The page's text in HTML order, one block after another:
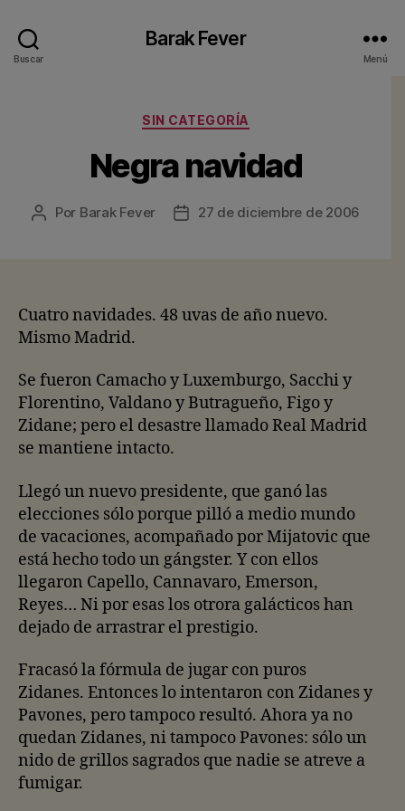
Buscar
Barak Fever
Menú
Categorías
SIN CATEGORÍA
Negra navidad
Autor
Por Barak Fever
Fecha27 de diciembre de 2006
Cuatro navidades. 48 uvas de año nuevo.
Mismo Madrid.
Se fueron Camacho y Luxemburgo, Sacchi y
Florentino, Valdano y Butragueño, Figo y
Zidane; pero el desastre llamado Real Madrid
se mantiene intacto.
Llegó un nuevo presidente, que ganó las
elecciones sólo porque pilló a medio mundo
de vacaciones, acompañado por Mijatovic que
está hecho todo un gángster. Y con ellos
llegaron Capello, Cannavaro, Emerson,
Reyes… Ni por esas los otrora galácticos han
dejado de arrastrar el prestigio.
Fracasó la fórmula de jugar con puros
Zidanes. Entonces lo intentaron con Zidanes y
Pavones, pero tampoco resultó. Ahora ya no
quedan Zidanes, ni tampoco Pavones: sólo un
nido de grillos sagrados que nadie se atreve a
fumigar.